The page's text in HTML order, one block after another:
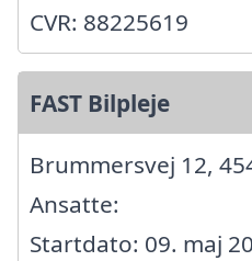
CVR: 88225619
FAST Bilpleje
Brummersvej 12,
Ansatte:
Startdato: 09. maj